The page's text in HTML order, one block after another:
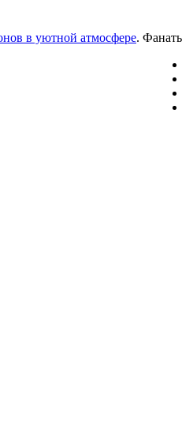
в уютной атмосфере.